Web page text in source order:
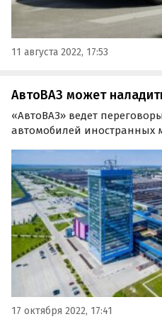
11 августа 2022, 17:53
АвтоВАЗ может
«АвтоВАЗ» ведет
автомобилей иностранных
журналистам президент
пишут «Автоновости дня».
17 октября 2022, 17:41